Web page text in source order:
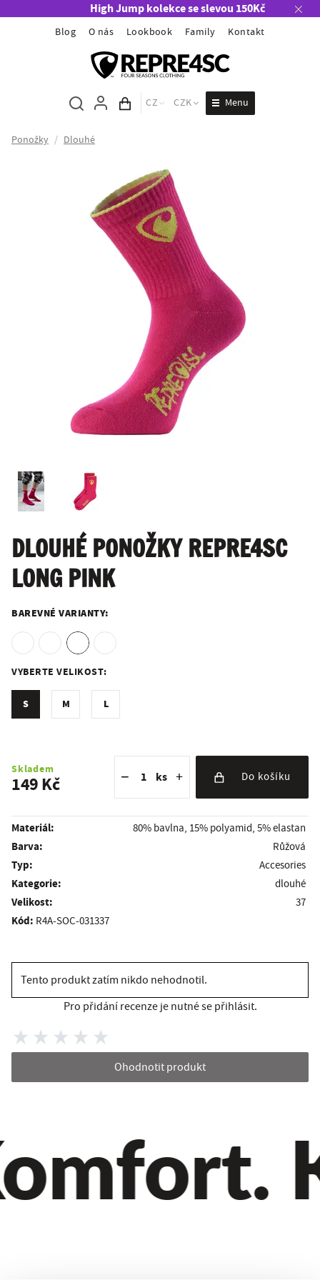
High Jump kolekce se slevou 150Kč
Blog O nás Lookbook Family Kontakt
Obsah košíku
CZ CZK Menu
Ponožky / Dlouhé
DLOUHÉ PONOŽKY REPRE4SC
LONG PINK
BAREVNÉ VARIANTY:
VYBERTE VELIKOST:
S M L
Skladem
149 Kč − ks + Do košíku
Materiál: 80% bavlna, 15% polyamid, 5% elastan
Barva: Růžová
Typ: Accesories
Kategorie: dlouhé
Velikost: 37
Kód: R4A-SOC-031337
Tento produkt zatím nikdo nehodnotil.
Pro přidání recenze je nutné se přihlásit.
Ohodnotit produkt